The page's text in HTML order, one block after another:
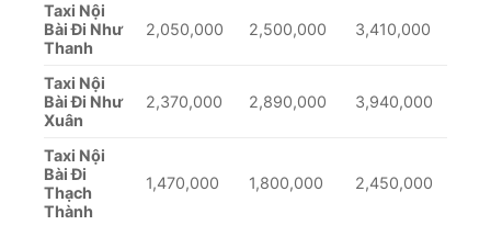
Taxi Nội
Bài Đi Như
Thanh
2,050,000 2,500,000 3,410,000
Taxi Nội
Bài Đi Như
Xuân
2,370,000 2,890,000 3,940,000
Taxi Nội
Bài Đi
Thạch
Thành
1,470,000 1,800,000 2,450,000